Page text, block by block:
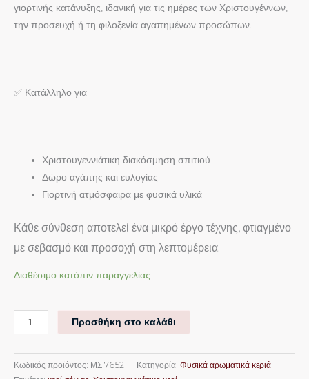
γιορτινής κατάνυξης, ιδανική για τις ημέρες των Χριστουγέννων,
την προσευχή ή τη φιλοξενία αγαπημένων προσώπων.
✅ Κατάλληλο για:
Χριστουγεννιάτικη διακόσμηση σπιτιού
Δώρο αγάπης και ευλογίας
Γιορτινή ατμόσφαιρα με φυσικά υλικά
Κάθε σύνθεση αποτελεί ένα μικρό έργο τέχνης, φτιαγμένο
με σεβασμό και προσοχή στη λεπτομέρεια.
Διαθέσιμο κατόπιν παραγγελίας
Προσθήκη στο καλάθι
Κωδικός προϊόντος: ΜΣ 7652 Κατηγορία: Φυσικά αρωματικά κεριά